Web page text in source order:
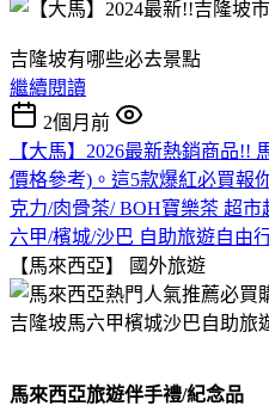
吉隆坡有哪些必去景點
繼續閱讀
2個月前
【大馬】2026最新熱銷商品!!
價格參考)。這5款爆紅必買報
克力/肉骨茶/ BOH寶樂茶 超
六甲/檳城/沙巴 自助旅遊自由
【馬來西亞】
國外旅遊
馬來西亞旅遊伴手禮/紀念品